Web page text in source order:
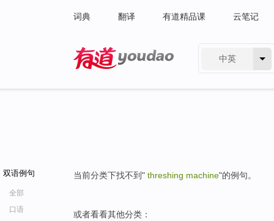
词典 翻译 有道精品课 云笔记
中英
双语例句
全部
口语
当前分类下找不到" threshing machine"的例句。
或者看看其他分类：